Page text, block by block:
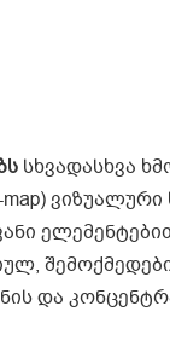
სხვადასხვა
map)
და